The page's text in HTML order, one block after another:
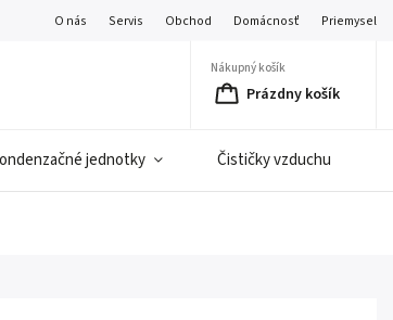
O nás Servis Obchod Domácnosť Priemysel
Nákupný košík
Prázdny košík
jednotky Čističky vzduchu